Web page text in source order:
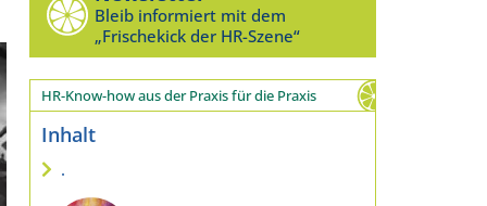
Bleib informiert mit dem
„Frischekick der HR-Szene“
HR-Know-how aus der Praxis für die Praxis
Inhalt
.